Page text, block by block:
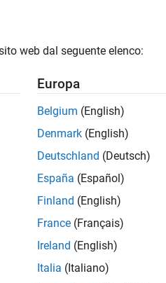
web dal seguente elenco:
Europa
Belgium (English)
Denmark (English)
Deutschland (Deutsch)
España (Español)
Finland (English)
France (Français)
Ireland (English)
Italia (Italiano)